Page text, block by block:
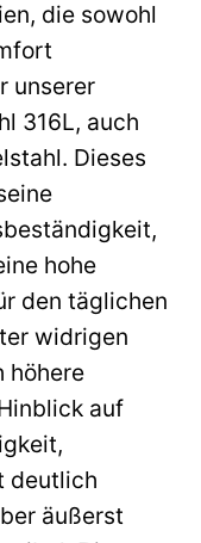
die sowohl
unserer
316L, auch
Dieses
hohe
den täglichen
widrigen
höhere
auf
deutlich
äußerst